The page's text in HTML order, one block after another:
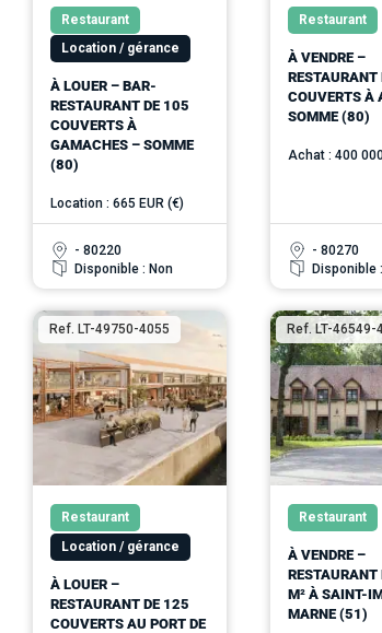
Restaurant
Location / gérance
À LOUER – BAR-
RESTAURANT DE 105
COUVERTS À
GAMACHES – SOMME
(80)
Location : 665 EUR (€)
- 80220
Disponible : Non
Restaurant
À VENDRE –
RESTAURANT
COUVERTS À
SOMME (80)
Achat : 400
- 80270
Disponible
Ref. LT-49750-4055
Restaurant
Location / gérance
À LOUER –
RESTAURANT DE 125
COUVERTS AU PORT DE
Ref. LT-46549-
Restaurant
À VENDRE –
RESTAURANT
M² À SAINT-
MARNE (51)